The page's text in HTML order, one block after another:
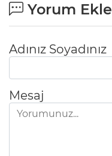
Yorum Ekle
Adınız Soyadınız
Mesaj